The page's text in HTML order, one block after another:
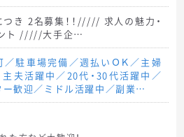
き 2名募集！！///// 求人の魅力・
ト /////大手企…
／駐車場完備／週払いＯＫ／主婦
・主夫活躍中／20代・30代活躍中／
ー歓迎／ミドル活躍中／副業…